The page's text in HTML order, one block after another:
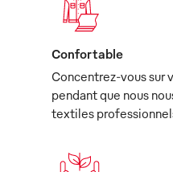
Confortable
Concentrez-vous sur
pendant que nous
textiles